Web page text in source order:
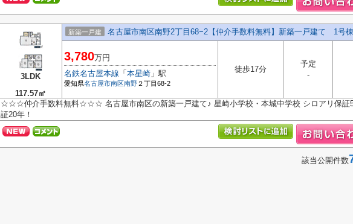
3LDK
117.57㎡
新築一戸建 名古屋市南区南野2丁目68−2【仲介手数料無料】新築一戸建て 1号棟
3,780万円
名鉄名古屋本線 「 本星崎 」駅
愛知県名古屋市南区南野 ２丁目68-2
徒歩17分
予定
-
☆☆☆仲介手数料無料☆☆☆ 名古屋市南区の新築一戸建て♪ 星崎小学校・本城中学校 シロアリ保証
証20年！
該当公開件数